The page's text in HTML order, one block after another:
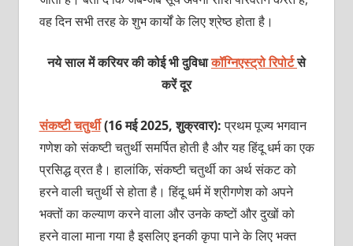
वह दिन सभी तरह के शुभ कार्यों के लिए श्रेष्ठ होता है।
नये साल में करियर की कोई भी दुविधाकॉग्निएस्ट्रो रिपोर्टसे
करें दूर
संकष्टी चतुर्थी(16 मई 2025, शुक्रवार):प्रथम पूज्य भगवान
गणेश को संकष्टी चतुर्थी समर्पित होती है और यह हिंदू धर्म का एक
प्रसिद्ध व्रत है। हालांकि, संकष्टी चतुर्थी का अर्थ संकट को
हरने वाली चतुर्थी से होता है। हिंदू धर्म में श्रीगणेश को अपने
भक्तों का कल्याण करने वाला और उनके कष्टों और दुखों को
हरने वाला माना गया है इसलिए इनकी कृपा पाने के लिए भक्त